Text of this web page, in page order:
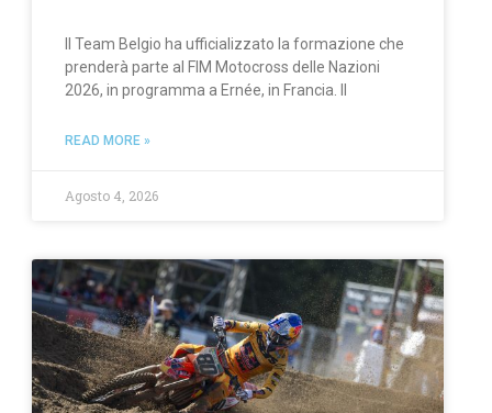
Il Team Belgio ha ufficializzato la formazione che
prenderà parte al FIM Motocross delle Nazioni
2026, in programma a Ernée, in Francia. Il
READ MORE »
Agosto 4, 2026